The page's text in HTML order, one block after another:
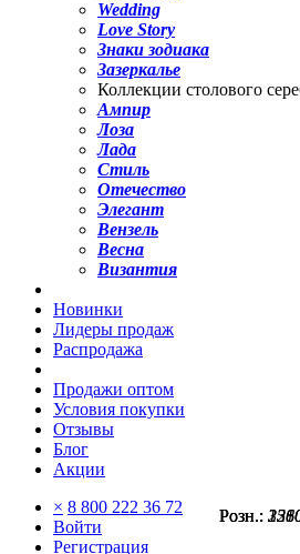
Розн.:
Розн.:
Розн.:
Wedding
Love Story
Знаки зодиака
Зазеркалье
Коллекции столового
Ампир
Лоза
Лада
Стиль
Отечество
Элегант
Вензель
Весна
Византия
Новинки
Лидеры продаж
Распродажа
Продажи оптом
Условия покупки
Отзывы
Блог
Акции
× 8 800 222 36 72
Войти
Регистрация